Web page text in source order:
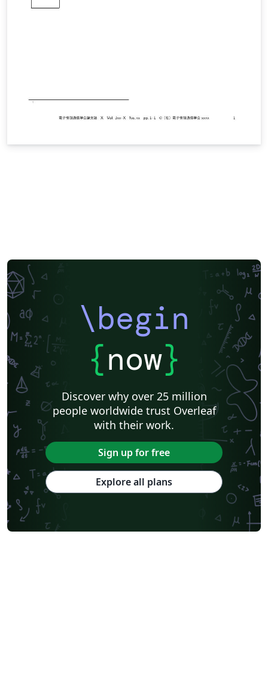
\begin
{now}
Discover why over 25 million
people worldwide trust Overleaf
with their work.
Sign up for free
Explore all plans